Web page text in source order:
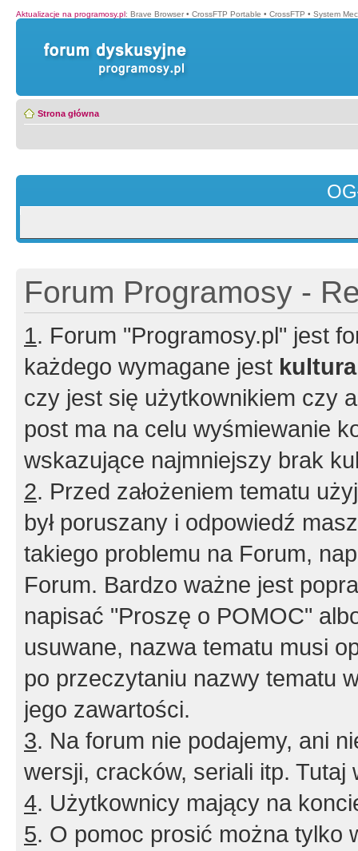
Aktualizacje na programosy.pl: Brave Browser • CrossFTP Portable • CrossFTP • System
Strona główna
Forum Programosy -
1. Forum "Programosy.pl" jest
każdego wymagane jest
czy jest się użytkownikiem czy
post ma na celu wyśmiewanie
wskazujące najmniejszy brak
2. Przed założeniem tematu
był poruszany i odpowiedź
takiego problemu na Forum,
Forum. Bardzo ważne jest
napisać "Proszę o POMOC"
usuwane, nazwa tematu musi
po przeczytaniu nazwy tematu
jego zawartości.
3. Na forum nie podajemy, ani
wersji, cracków, seriali itp. Tutaj
4. Użytkownicy mający na
5. O pomoc prosić można tylko